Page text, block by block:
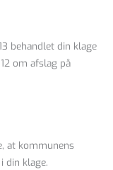
behandlet din klage
om afslag på
at kommunens
din klage.